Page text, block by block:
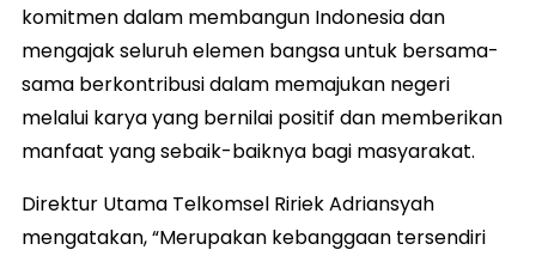
komitmen dalam membangun Indonesia dan
mengajak seluruh elemen bangsa untuk bersama-
sama berkontribusi dalam memajukan negeri
melalui karya yang bernilai positif dan memberikan
manfaat yang sebaik-baiknya bagi masyarakat.
Direktur Utama Telkomsel Ririek Adriansyah
mengatakan, “Merupakan kebanggaan tersendiri